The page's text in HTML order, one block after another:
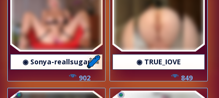
◉ Sonya-reallsugar
902
◉ TRUE_IOVE
849